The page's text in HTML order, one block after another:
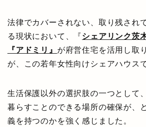
法律でカバーされない、取り残され
る現状において、『シェアリンク茨
『アドミリ』 が府営住宅を活用し取
が、この若年女性向けシェアハウス
生活保護以外の選択肢の一つとして
暮らすことのできる場所の確保が、
義を持つのかを強く感じました。